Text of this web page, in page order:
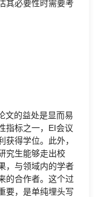
其必要性时需要考
文的益处是显而易
指标之一，EI会议
得学位。此外，
究生能够走出校
，与领域内的学者
的合作者。这个过
要，是单纯埋头写